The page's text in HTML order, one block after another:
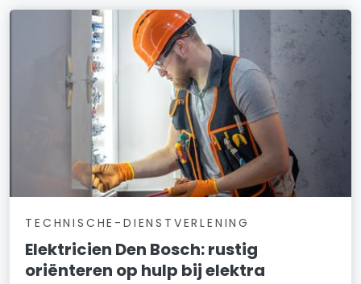
TECHNISCHE-DIENSTVERLENING
Elektricien Den Bosch: rustig
oriënteren op hulp bij elektra